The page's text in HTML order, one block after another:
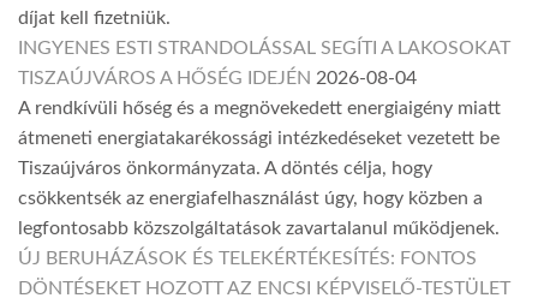
díjat kell fizetniük.
INGYENES ESTI STRANDOLÁSSAL SEGÍTI A LAKOSOKAT
TISZAÚJVÁROS A HŐSÉG IDEJÉN 2026-08-04
A rendkívüli hőség és a megnövekedett energiaigény miatt
átmeneti energiatakarékossági intézkedéseket vezetett be
Tiszaújváros önkormányzata. A döntés célja, hogy
csökkentsék az energiafelhasználást úgy, hogy közben a
legfontosabb közszolgáltatások zavartalanul működjenek.
ÚJ BERUHÁZÁSOK ÉS TELEKÉRTÉKESÍTÉS: FONTOS
DÖNTÉSEKET HOZOTT AZ ENCSI KÉPVISELŐ-TESTÜLET